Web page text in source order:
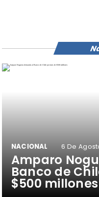
Amparo
Banco de
$500 millones
NACIONAL 6 De